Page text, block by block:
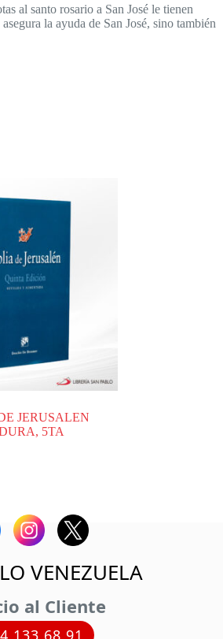
al santo rosario a San José le tienen
la ayuda de San José, sino también
JERUSALEN
5TA
VENEZUELA
al Cliente